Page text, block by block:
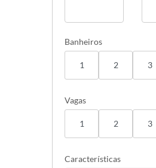
Banheiros
1 2 3
Vagas
1 2 3
Características